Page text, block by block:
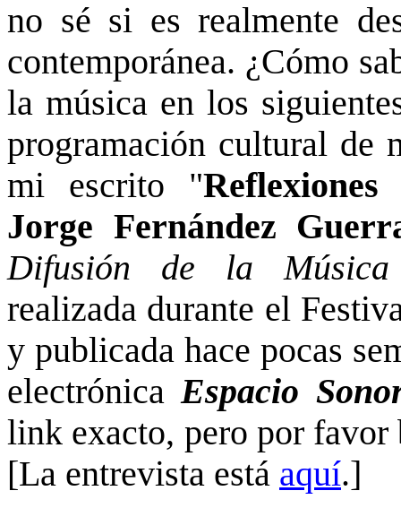
no sé si es realmente
contemporánea. ¿Cómo
la música en los
programación cultural de
mi escrito "Reflexiones
Jorge Fernández
Difusión de la Música
realizada durante el
y publicada hace pocas
electrónicaEspacio
link exacto, pero por
[La entrevista está aquí.]